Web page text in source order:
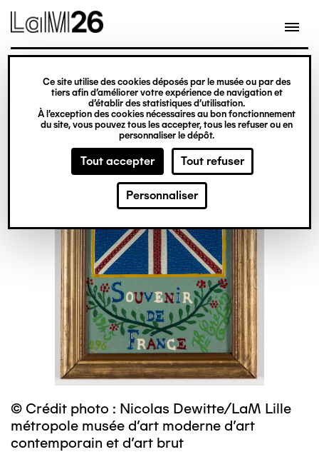
Gestion des cookies
Ce site utilise des cookies déposés par le musée ou par des
tiers afin d’améliorer votre expérience de navigation et
d’établir des statistiques d’utilisation.
À l’exception des cookies nécessaires au bon fonctionnement
du site, vous pouvez tous les accepter, tous les refuser ou en
personnaliser le dépôt.
Tout accepter Tout refuser
Personnaliser
contenu
© Crédit photo : Nicolas Dewitte/LaM Lille
métropole musée d’art moderne d’art
contemporain et d’art brut